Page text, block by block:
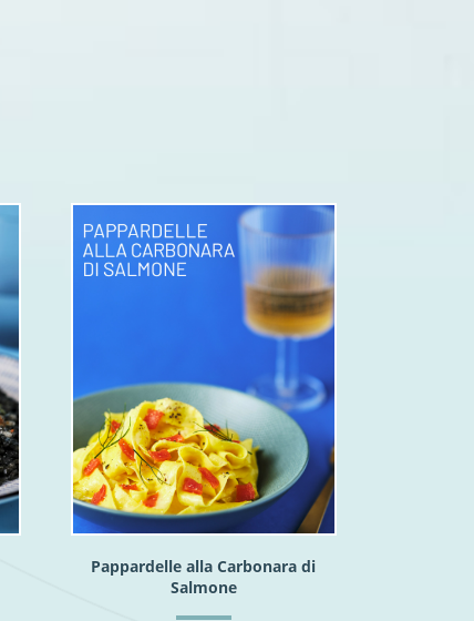
Pappardelle alla Carbonara di
Salmone